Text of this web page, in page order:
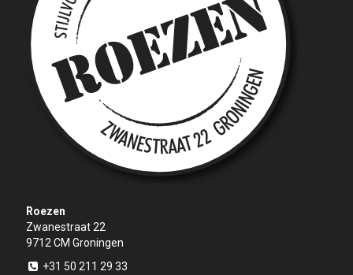
Roezen
Zwanestraat 22
9712 CM Groningen
+31 50 211 29 33